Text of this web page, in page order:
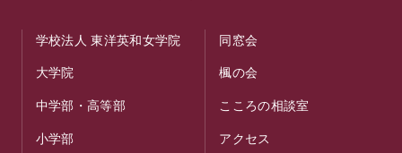
学校法人 東洋英和女学院
大学院
中学部・高等部
小学部
同窓会
楓の会
こころの相談室
アクセス